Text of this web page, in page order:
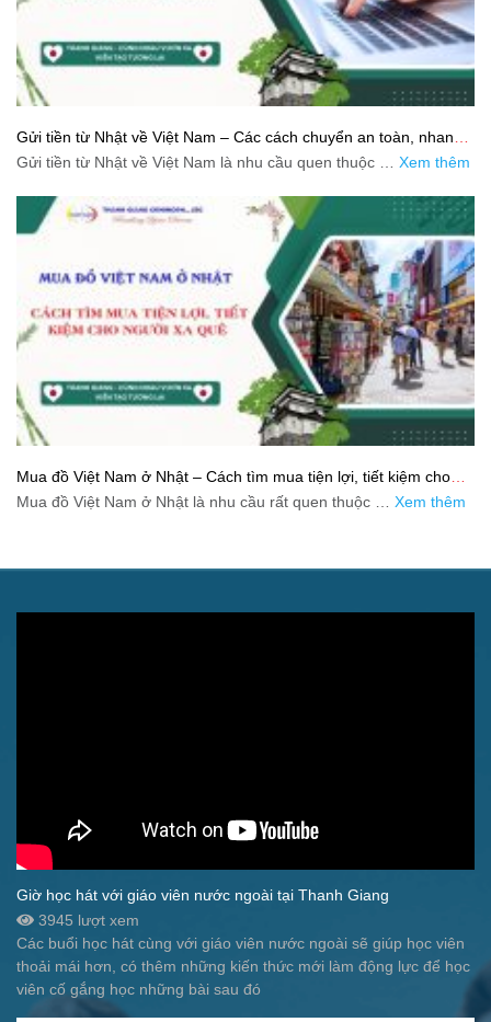
Gửi tiền từ Nhật về Việt Nam – Các cách chuyển an toàn, nhanh
và tiết kiệm
Gửi tiền từ Nhật về Việt Nam là nhu cầu quen thuộc … Xem thêm
Mua đồ Việt Nam ở Nhật – Cách tìm mua tiện lợi, tiết kiệm cho
người xa quê
Mua đồ Việt Nam ở Nhật là nhu cầu rất quen thuộc … Xem thêm
Giờ học hát với giáo viên nước ngoài tại Thanh Giang
3945 lượt xem
Các buổi học hát cùng với giáo viên nước ngoài sẽ giúp học viên
thoải mái hơn, có thêm những kiến thức mới làm động lực để học
viên cố gắng học những bài sau đó